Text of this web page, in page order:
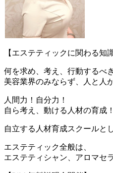
【エステティックに関わる
何を求め、考え、行動するべ
美容業界のみならず、人と人
人間力！自分力！
自ら考え、動ける人材の育成！
自立する人材育成スクールと
エステティック全般は、
エステティシャン、アロマセ